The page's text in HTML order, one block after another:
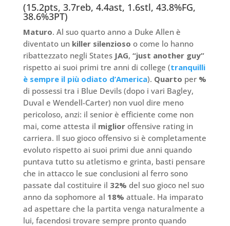
(15.2pts, 3.7reb, 4.4ast, 1.6stl, 43.8%FG,
38.6%3PT)
Maturo. Al suo quarto anno a Duke Allen è
diventato un killer silenzioso o come lo hanno
ribattezzato negli States JAG, “just another guy”
rispetto ai suoi primi tre anni di college (tranquilli
è sempre il più odiato d’America). Quarto per %
di possessi tra i Blue Devils (dopo i vari Bagley,
Duval e Wendell-Carter) non vuol dire meno
pericoloso, anzi: il senior è efficiente come non
mai, come attesta il miglioroffensive rating in
carriera. Il suo gioco offensivo si è completamente
evoluto rispetto ai suoi primi due anni quando
puntava tutto su atletismo e grinta, basti pensare
che in attacco le sue conclusioni al ferro sono
passate dal costituire il 32% del suo gioco nel suo
anno da sophomore al 18% attuale. Ha imparato
ad aspettare che la partita venga naturalmente a
lui, facendosi trovare sempre pronto quando